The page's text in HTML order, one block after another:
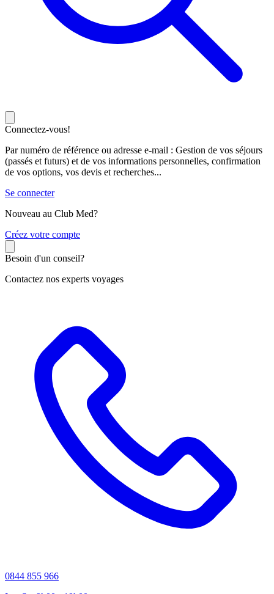
Connectez-vous!
Par numéro de référence ou adresse e-mail : Gestion de vos séjours
(passés et futurs) et de vos informations personnelles, confirmation
de vos options, vos devis et recherches...
Se connecter
Nouveau au Club Med?
Créez votre compte
Besoin d'un conseil?
Contactez nos experts voyages
0844 855 966